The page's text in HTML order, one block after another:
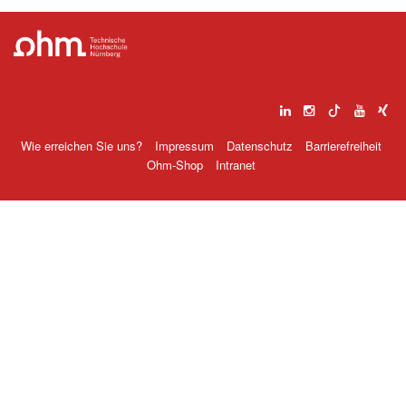
Wie erreichen Sie uns? Impressum Datenschutz
Barrierefreiheit
Ohm-Shop
Intranet